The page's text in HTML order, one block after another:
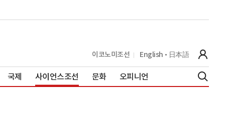
이코노미조선 English 日本語
국제 사이언스조선 문화 오피니언